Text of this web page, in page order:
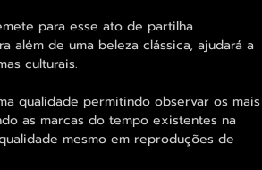
para esse ato de partilha
além de uma beleza clássica, ajudará a
culturais.
qualidade permitindo observar os mais
as marcas do tempo existentes na
mesmo em reproduções de